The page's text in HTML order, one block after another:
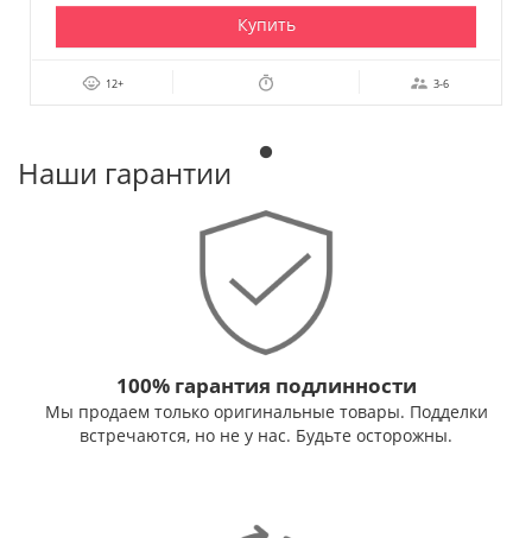
Купить
12+ 3-6
Наши гарантии
100% гарантия подлинности
Мы продаем только оригинальные товары. Подделки
встречаются, но не у нас. Будьте осторожны.